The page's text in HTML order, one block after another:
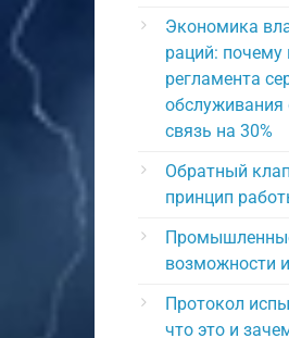
Экономика
раций: почему
регламента
обслуживания
связь на 30%
Обратный
принцип
возможности
Протокол
что это и